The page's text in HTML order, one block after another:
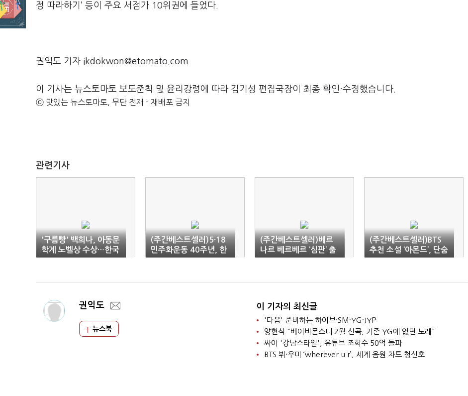
정 따라하기 ’ 등이 주요 서점가 10위권에 들었다
권익도 기자 ikdokwon@etomato.com
이 기사는 뉴스토마토 보도준칙 및 윤리강령에 따라 김기성 편집국장이 최종 확인·수정했습니다.
ⓒ 맛있는 뉴스토마토, 무단 전재 - 재배포 금지
관련기사
'구름빵' 백희나, 아동문
학계 노벨상 수상…한국
인 최초
(주간베스트셀러)5·18
민주화운동 40주년, 한
강 ‘소년이 온다’ 역주행
(주간베스트셀러)베르
나르 베르베르 ‘심판’ 출
간 즉시 상위권
(주간베스트셀러)BTS
추천 소설 ‘아몬드’, 단숨
에 서점가 역주행
권익도
뉴스북
이 기자의 최신글
'다음' 준비하는 하이브·SM·YG·JYP
양현석 "베이비몬스터 2월 신곡, 기존 YG에 없던 노래"
싸이 '강남스타일', 유튜브 조회수 50억 돌파
BTS 뷔·우미 ‘wherever u r’, 세계 음원 차트 청신호